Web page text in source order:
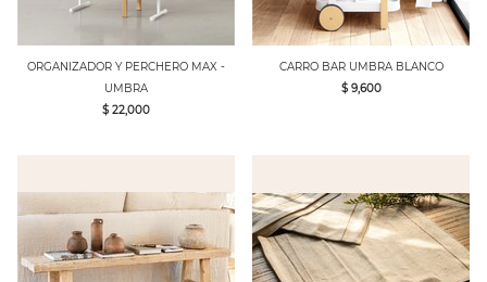
ORGANIZADOR Y PERCHERO MAX -
UMBRA
$ 22,000
CARRO BAR UMBRA BLANCO
$ 9,600